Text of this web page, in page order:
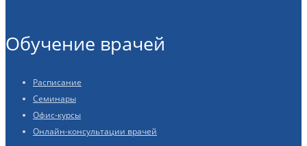
Обучение врачей
Расписание
Семинары
Офис-курсы
Онлайн-консультации врачей